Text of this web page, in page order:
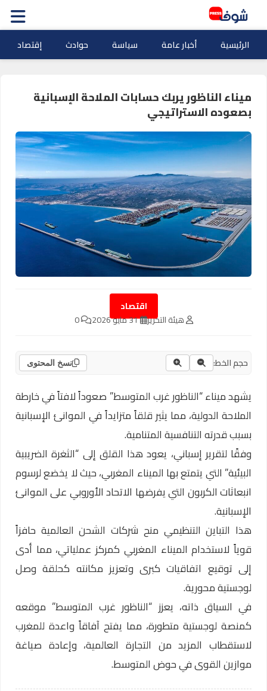
الرئيسية أخبار عامة سياسة حوادث إقتصاد
ميناء الناظور يربك حسابات الملاحة الإسبانية
بصعوده الاستراتيجي
اقتصاد
هيئة التحرير 31 مايو 2026 0
حجم الخط: نسخ المحتوى
يشهد ميناء “الناظور غرب المتوسط” صعوداً لافتاً في خارطة
الملاحة الدولية، مما يثير قلقاً متزايداً في الموانئ الإسبانية
بسبب قدرته التنافسية المتنامية.
وفقًا لتقرير إسباني، يعود هذا القلق إلى “الثغرة الضريبية
البيئية” التي يتمتع بها الميناء المغربي، حيث لا يخضع لرسوم
انبعاثات الكربون التي يفرضها الاتحاد الأوروبي على الموانئ
الإسبانية.
هذا التباين التنظيمي منح شركات الشحن العالمية حافزاً
قوياً لاستخدام الميناء المغربي كمركز عملياتي، مما أدى
إلى توقيع اتفاقيات كبرى وتعزيز مكانته كحلقة وصل
لوجستية محورية.
في السياق ذاته، يعزز “الناظور غرب المتوسط” موقعه
كمنصة لوجستية متطورة، مما يفتح آفاقاً واعدة للمغرب
لاستقطاب المزيد من التجارة العالمية، وإعادة صياغة
موازين القوى في حوض المتوسط.